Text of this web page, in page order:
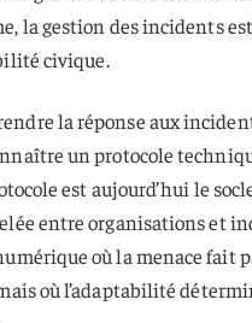
la gestion des incidents
civique.
la réponse aux
un protocole
est aujourd’hui le
entre organisations et
où la menace fait
où l’adaptabilité